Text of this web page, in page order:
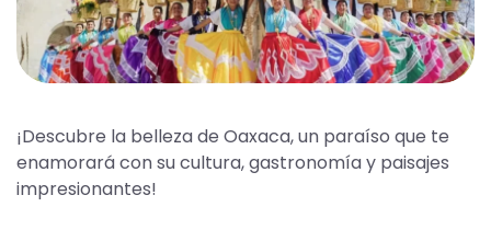
¡Descubre la belleza de Oaxaca, un paraíso que te
enamorará con su cultura, gastronomía y paisajes
impresionantes!